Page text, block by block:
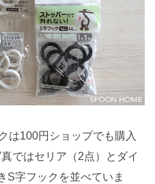
は100円ショップでも購入
ではセリア（2点）とダイ
S字フックを並べていま